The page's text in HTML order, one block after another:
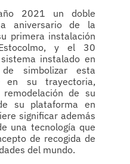
2021 un doble
aniversario de la
primera instalación
y el 30
instalado en
simbolizar esta
en su trayectoria,
de su
su plataforma en
significar además
una tecnología que
de recogida de
del mundo.